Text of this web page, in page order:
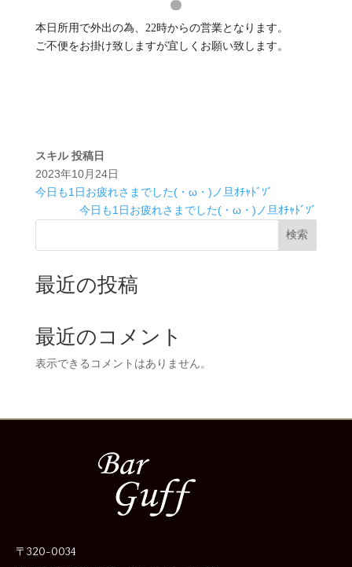
本日所用で外出の為、22時からの営業となります。
ご不便をお掛け致しますが宜しくお願い致します。
スキル 投稿日
2023年10月24日
今日も1日お疲れさまでした(・ω・)ノ旦ｵﾁｬﾄﾞｿﾞ
今日も1日お疲れさまでした(・ω・)ノ旦ｵﾁｬﾄﾞｿﾞ
検索
最近の投稿
最近のコメント
表示できるコメントはありません。
〒320-0034